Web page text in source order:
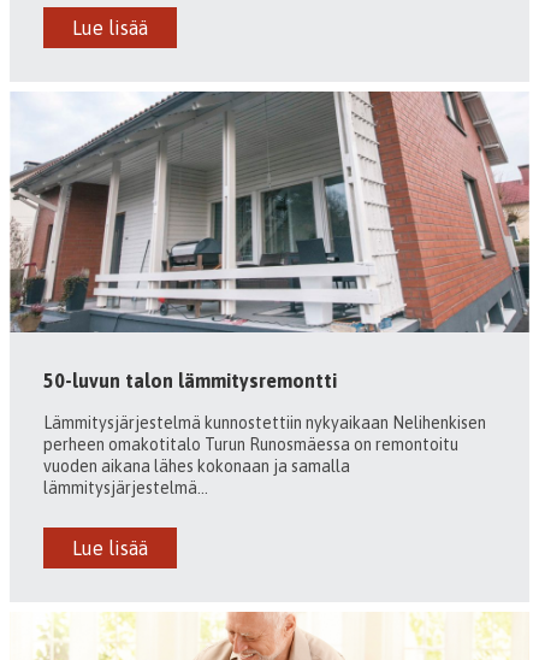
Lue lisää
50-luvun talon lämmitysremontti
Lämmitysjärjestelmä kunnostettiin nykyaikaan Nelihenkisen
perheen omakotitalo Turun Runosmäessa on remontoitu
vuoden aikana lähes kokonaan ja samalla
lämmitysjärjestelmä...
Lue lisää